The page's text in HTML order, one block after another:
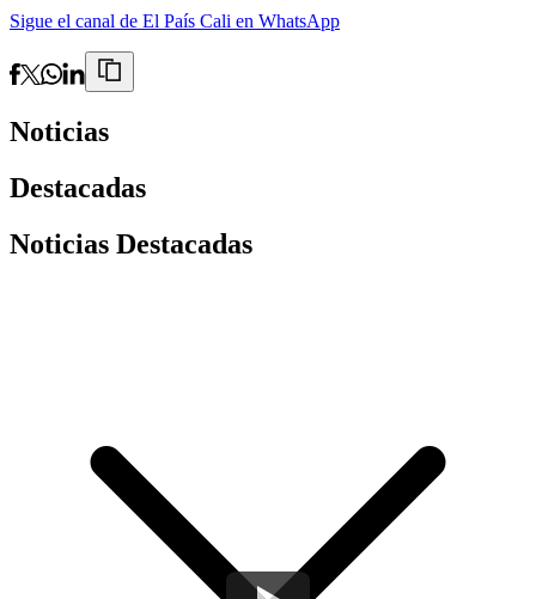
Sigue el canal de El País Cali en WhatsApp
Noticias
Destacadas
Noticias Destacadas